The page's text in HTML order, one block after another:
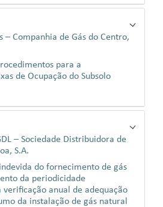
– Companhia de Gás do Centro,
para a
de Ocupação do Subsolo
– Sociedade Distribuidora de
S.A.
do fornecimento de gás
da periodicidade
verificação anual de adequação
da instalação de gás natural